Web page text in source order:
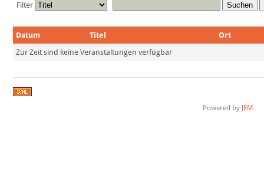
Filter Suchen
Datum Titel
Ort
Zur Zeit sind keine Veranstaltungen verfügbar
Powered by JEM